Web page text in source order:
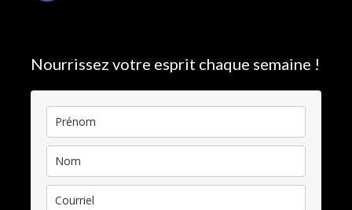
Nourrissez votre esprit chaque semaine !